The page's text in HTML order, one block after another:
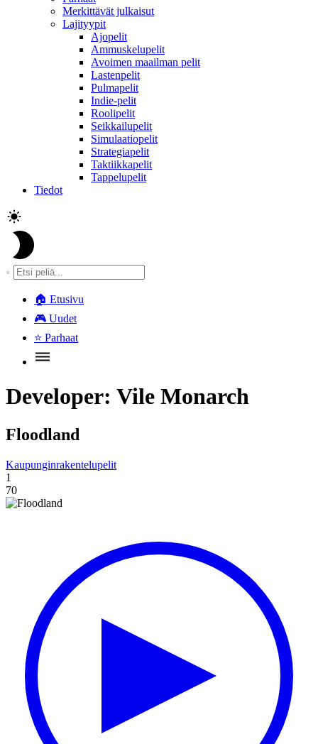
Merkittävät julkaisut
Lajityypit
Ajopelit
Ammuskelupelit
Avoimen maailman pelit
Lastenpelit
Pulmapelit
Indie-pelit
Roolipelit
Seikkailupelit
Simulaatiopelit
Strategiapelit
Taktiikkapelit
Tappelupelit
Tiedot
🏠 Etusivu
🎮 Uudet
⭐ Parhaat
Developer: Vile Monarch
Floodland
Kaupunginrakentelupelit
1
70